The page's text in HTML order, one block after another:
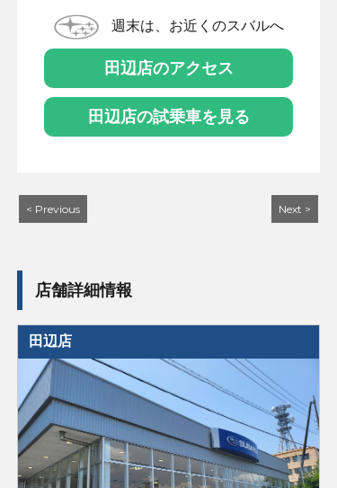
週末は、お近くのスバルへ
田辺店のアクセス
田辺店の試乗車を見る
< Previous Next >
店舗詳細情報
田辺店